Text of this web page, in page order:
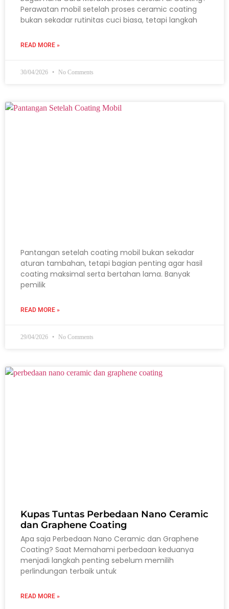
Perawatan mobil setelah proses ceramic coating
bukan sekadar rutinitas cuci biasa, tetapi langkah
READ MORE »
30/04/2026 No Comments
Pantangan setelah coating mobil bukan sekadar
aturan tambahan, tetapi bagian penting agar hasil
coating maksimal serta bertahan lama. Banyak
pemilik
READ MORE »
29/04/2026 No Comments
Kupas Tuntas Perbedaan Nano Ceramic
dan Graphene Coating
Apa saja Perbedaan Nano Ceramic dan Graphene
Coating? Saat Memahami perbedaan keduanya
menjadi langkah penting sebelum memilih
perlindungan terbaik untuk
READ MORE »